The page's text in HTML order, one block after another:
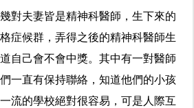
對夫妻皆是精神科醫師，生下來的
症候群，弄得之後的精神科醫師生
自己會不會中獎。其中有一對醫師
一直有保持聯絡，知道他們的小孩
流的學校絕對很容易，可是人際互